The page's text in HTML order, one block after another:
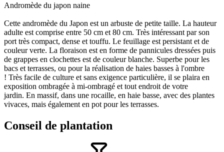
Andromède du japon naine
Cette andromède du Japon est un arbuste de petite taille. La hauteur
adulte est comprise entre 50 cm et 80 cm. Très intéressant par son
port très compact, dense et touffu. Le feuillage est persistant et de
couleur verte. La floraison est en forme de pannicules dressées puis
de grappes en clochettes est de couleur blanche. Superbe pour les
bacs et terrasses, ou pour la réalisation de haies basses à l'ombre
! Très facile de culture et sans exigence particulière, il se plaira en
exposition ombragée à mi-ombragé et tout endroit de votre
jardin. En massif, dans une rocaille, en haie basse, avec des plantes
vivaces, mais également en pot pour les terrasses.
Conseil de plantation